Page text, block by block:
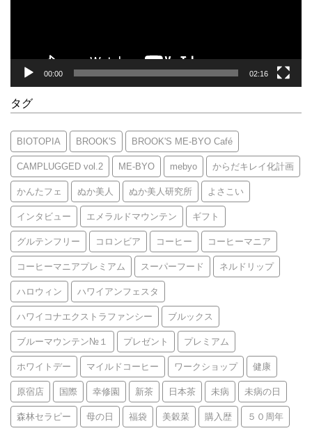
00:00 02:16
タグ
BIOTOPIA BROOK'S BROOK'S ME-BYO Café
CAMPLUGGED vol.2 ME-BYO mebyo からだキレイ化計画
かんたフェ ぬか美人 ぬか美人研究所 よさこい
インタビュー エメラルドマウンテン ギフト
グルテンフリー コロンビア コーヒー コーヒーマニア
コーヒーマニアプレミアム スーパーフード ネルドリップ
ハロウィン ハワイアンフェスタ
ハワイコナエクストラファンシー ブルックス
ブルーマウンテン№１ プレゼント プレミアム
ホワイトデー マイルドコーヒー ワークショップ 健康
原宿店 国際 幸修園 新茶 日本茶 未病 未病の日
森林セラピー 母の日 福袋 美穀菜 購入歴 ５０周年